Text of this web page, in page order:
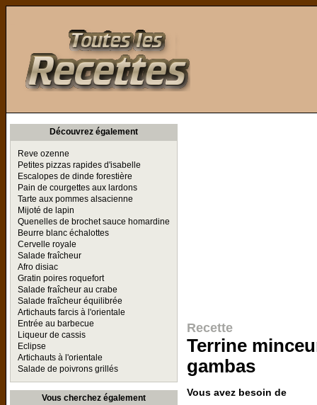
Découvrez également
Reve ozenne
Petites pizzas rapides d'isabelle
Escalopes de dinde forestière
Pain de courgettes aux lardons
Tarte aux pommes alsacienne
Mijoté de lapin
Quenelles de brochet sauce homardine
Beurre blanc échalottes
Cervelle royale
Salade fraîcheur
Afro disiac
Gratin poires roquefort
Salade fraîcheur au crabe
Salade fraîcheur équilibrée
Artichauts farcis à l'orientale
Entrée au barbecue
Liqueur de cassis
Eclipse
Artichauts à l'orientale
Salade de poivrons grillés
Vous cherchez également
Recette
Terrine
gambas
Vous avez besoin de